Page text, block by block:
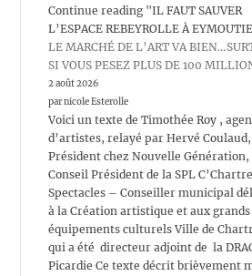
Continue reading "IL FAUT SAUVER
L’ESPACE REBEYROLLE À
LE MARCHÉ DE L’ART VA
SI VOUS PESEZ PLUS DE 100
2 août 2026
par nicole Esterolle
Voici un texte de Timothée Roy ,
d’artistes, relayé par Hervé Coulaud,
Président chez Nouvelle Génération,
Conseil Président de la SPL
Spectacles – Conseiller municipal
à la Création artistique et aux grands
équipements culturels Ville de
qui a été directeur adjoint de la
Picardie Ce texte décrit brièvement